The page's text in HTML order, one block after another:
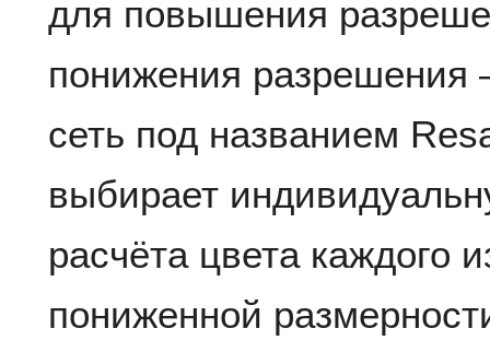
для повышения
понижения разрешения
сеть под названием
выбирает
расчёта цвета каждого
пониженной